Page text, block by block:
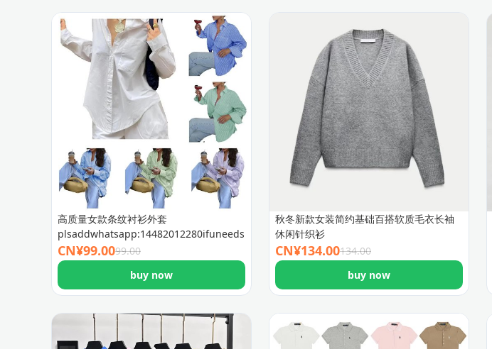
高质量女款条纹衬衫外套
plsaddwhatsapp:14482012280ifuneedsizeguid
CN¥99.0099.00
buy now
秋冬新款女装简约基础百搭软质毛衣长袖
休闲针织衫
CN¥134.00134.00
buy now